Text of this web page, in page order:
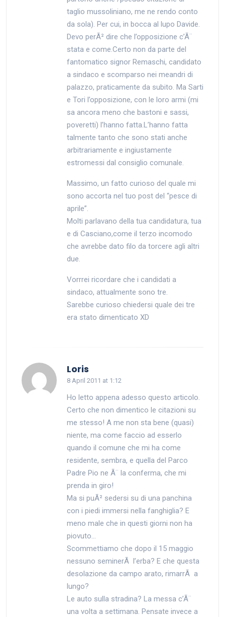
taglio mussoliniano, me ne rendo conto
da sola). Per cui, in bocca al lupo Davide.
Devo perÃ² dire che l’opposizione c’Ã¨
stata e come.Certo non da parte del
fantomatico signor Remaschi, candidato
a sindaco e scomparso nei meandri di
palazzo, praticamente da subito. Ma Sarti
e Tori l’opposizione, con le loro armi (mi
sa ancora meno che bastoni e sassi,
poveretti) l’hanno fatta.L’hanno fatta
talmente tanto che sono stati anche
arbitrariamente e ingiustamente
estromessi dal consiglio comunale.
Massimo, un fatto curioso del quale mi
sono accorta nel tuo post del “pesce di
aprile”.
Molti parlavano della tua candidatura, tua
e di Casciano,come il terzo incomodo
che avrebbe dato filo da torcere agli altri
due.
Vorrrei ricordare che i candidati a
sindaco, attualmente sono tre.
Sarebbe curioso chiedersi quale dei tre
era stato dimenticato XD
Loris
8 April 2011 at 1:12
Ho letto appena adesso questo articolo.
Certo che non dimentico le citazioni su
me stesso! A me non sta bene (quasi)
niente, ma come faccio ad esserlo
quando il comune che mi ha come
residente, sembra, e quella del Parco
Padre Pio ne Ã¨ la conferma, che mi
prenda in giro!
Ma si puÃ² sedersi su di una panchina
con i piedi immersi nella fanghiglia? E
meno male che in questi giorni non ha
piovuto…
Scommettiamo che dopo il 15 maggio
nessuno seminerÃ l’erba? E che questa
desolazione da campo arato, rimarrÃ a
lungo?
Le auto sulla stradina? La messa c’Ã¨
una volta a settimana. Pensate invece a